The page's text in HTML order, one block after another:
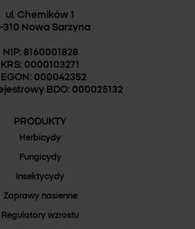
ul. Chemików 1
310 Nowa Sarzyna
NIP: 8160001828
KRS: 0000103271
000042352
BDO: 000025132
PRODUKTY
Herbicydy
Fungicydy
Insektycydy
Zaprawy nasienne
Regulatory wzrostu